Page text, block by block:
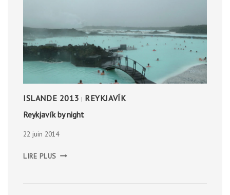
ISLANDE 2013 | REYKJAVÍK
Reykjavík by night
22 juin 2014
LIRE PLUS